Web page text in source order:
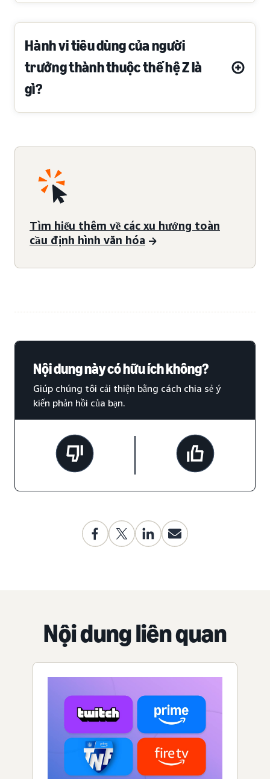
Hành vi tiêu dùng của người
trưởng thành thuộc thế hệ Z là
gì?
Tìm hiểu thêm về các xu hướng toàn
cầu định hình văn hóa
Nội dung này có hữu ích không?
Giúp chúng tôi cải thiện bằng cách chia sẻ ý
kiến phản hồi của bạn.
Nội dung liên quan